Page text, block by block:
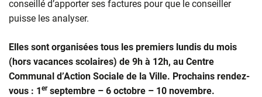
conseillé d’apporter ses factures pour que le conseiller
puisse les analyser.
Elles sont organisées tous les premiers lundis du mois
(hors vacances scolaires) de 9h à 12h, au Centre
Communal d’Action Sociale de la Ville. Prochains rendez-
vous : 1erseptembre – 6 octobre – 10 novembre.